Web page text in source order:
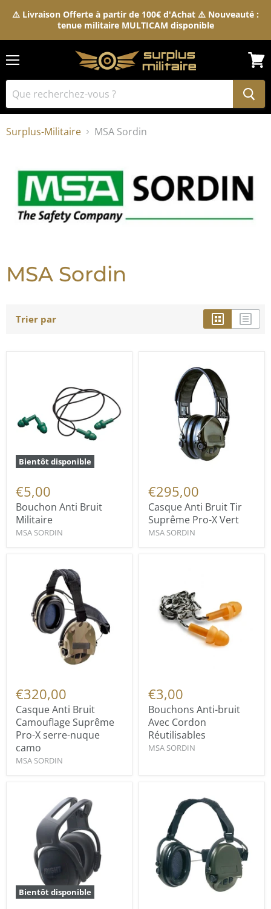
⚠️ Livraison Offerte à partir de 100€ d'Achat ⚠️ Nouveauté :
tenue militaire MULTICAM disponible
le
Surplus-Militaire MSA Sordin
MSA Sordin
Trier par
Bientôt disponible
€5,00
Bouchon Anti Bruit
Militaire
MSA SORDIN
€295,00
Casque Anti Bruit Tir
Suprême Pro-X Vert
MSA SORDIN
€320,00
Casque Anti Bruit
Camouflage Suprême
Pro-X serre-nuque
camo
MSA SORDIN
€3,00
Bouchons Anti-bruit
Avec Cordon
Réutilisables
MSA SORDIN
Bientôt disponible